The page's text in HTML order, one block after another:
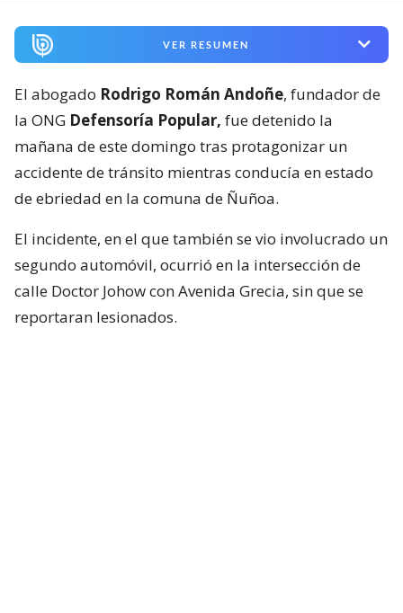
VER RESUMEN
El abogado Rodrigo Román Andoñe, fundador de
la ONG Defensoría Popular, fue detenido la
mañana de este domingo tras protagonizar un
accidente de tránsito mientras conducía en estado
de ebriedad en la comuna de Ñuñoa.
El incidente, en el que también se vio involucrado un
segundo automóvil, ocurrió en la intersección de
calle Doctor Johow con Avenida Grecia, sin que se
reportaran lesionados.